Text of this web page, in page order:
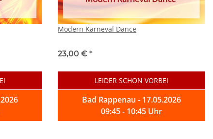
Modern Karneval Dance
23,00 € *
LEIDER SCHON VORBEI
Bad Rappenau - 17.05.2026
09:45 - 10:45 Uhr